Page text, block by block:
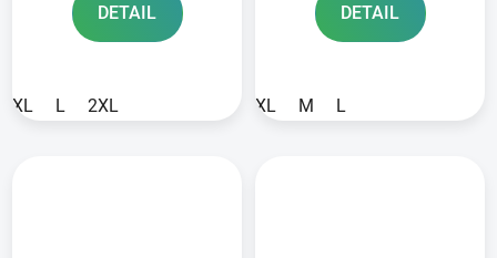
DETAIL
XL L 2XL
DETAIL
XL M L